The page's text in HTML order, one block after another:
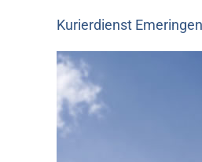
Kurierdienst